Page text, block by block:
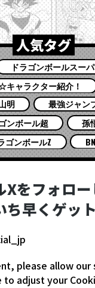
人気タグ
ドラゴンボールスー
キャラクター紹介！
明
最強ジャン
ンボール超
孫
ゴンボールZ
Xをフォロー
早くゲッ
please allow our
to adjust your